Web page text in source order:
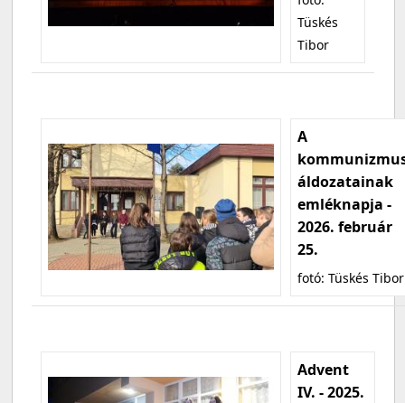
Tüskés
Tibor
A
áldozatainak
emléknapja -
2026. február
25.
fotó: Tüskés Tibor
Advent
IV. - 2025.